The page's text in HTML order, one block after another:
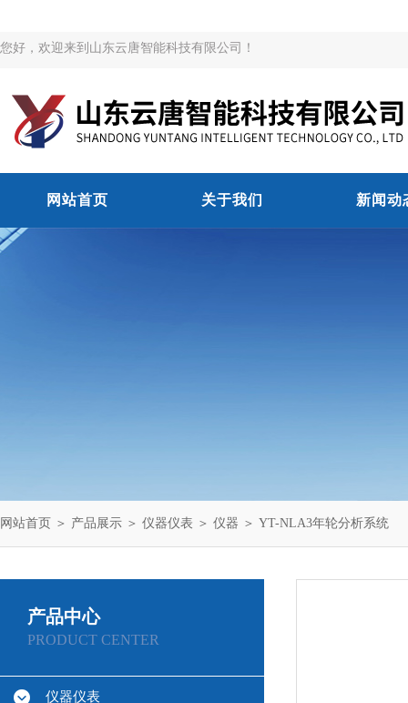
您好，欢迎来到山东云唐智能科技有限公司！
网站首页 关于我们 新闻动
网站首页 ＞ 产品展示 ＞ 仪器仪表 ＞ 仪器 ＞ YT-NLA3年轮分析系统
产品中心
PRODUCT CENTER
仪器仪表